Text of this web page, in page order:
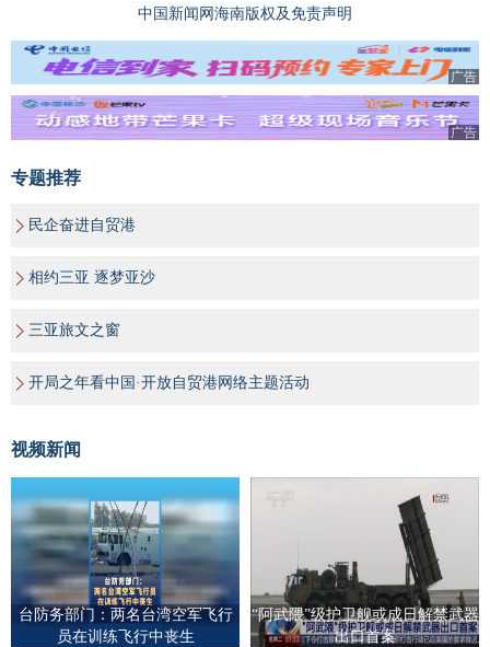
中国新闻网海南版权及免责声明
广告
广告
专题推荐
民企奋进自贸港
相约三亚 逐梦亚沙
三亚旅文之窗
开局之年看中国·开放自贸港网络主题活动
视频新闻
台防务部门：两名台湾空军飞行
员在训练飞行中丧生
“阿武隈”级护卫舰或成日解禁武器
出口首案